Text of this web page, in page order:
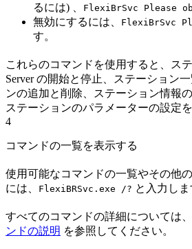
るには) 、
FlexiBrSvc Please
無効にするには、
FlexiBrSvc
す。
これらのコマンドを使用すると、ス
Server の開始と停止、ステーション
ンの追加と削除、ステーション情報
ステーションのパラメーターの設定を
4
コマンドの一覧を表示する
使用可能なコマンドの一覧やその他
には、
FlexiBRSvc.exe /? と入力しま
すべてのコマンドの詳細については、
ンドの説明 を参照してください。